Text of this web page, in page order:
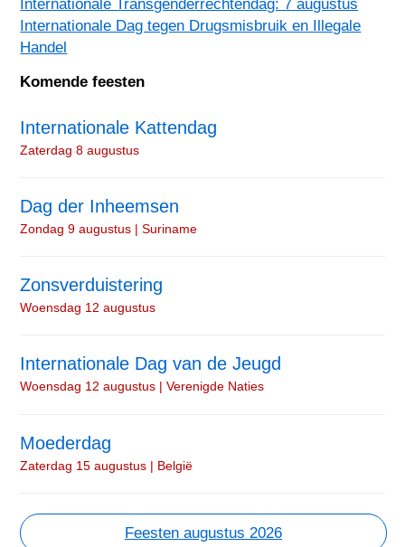
Internationale Dag tegen Drugsmisbruik en Illegale
Handel
Komende feesten
Internationale Kattendag
Zaterdag 8 augustus
Dag der Inheemsen
Zondag 9 augustus | Suriname
Zonsverduistering
Woensdag 12 augustus
Internationale Dag van de Jeugd
Woensdag 12 augustus | Verenigde Naties
Moederdag
Zaterdag 15 augustus | België
Feesten augustus 2026